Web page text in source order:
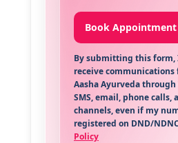
By submitting this form,
receive communications
Aasha Ayurveda
SMS, email, phone calls,
channels, even if my
registered on DND/
Policy